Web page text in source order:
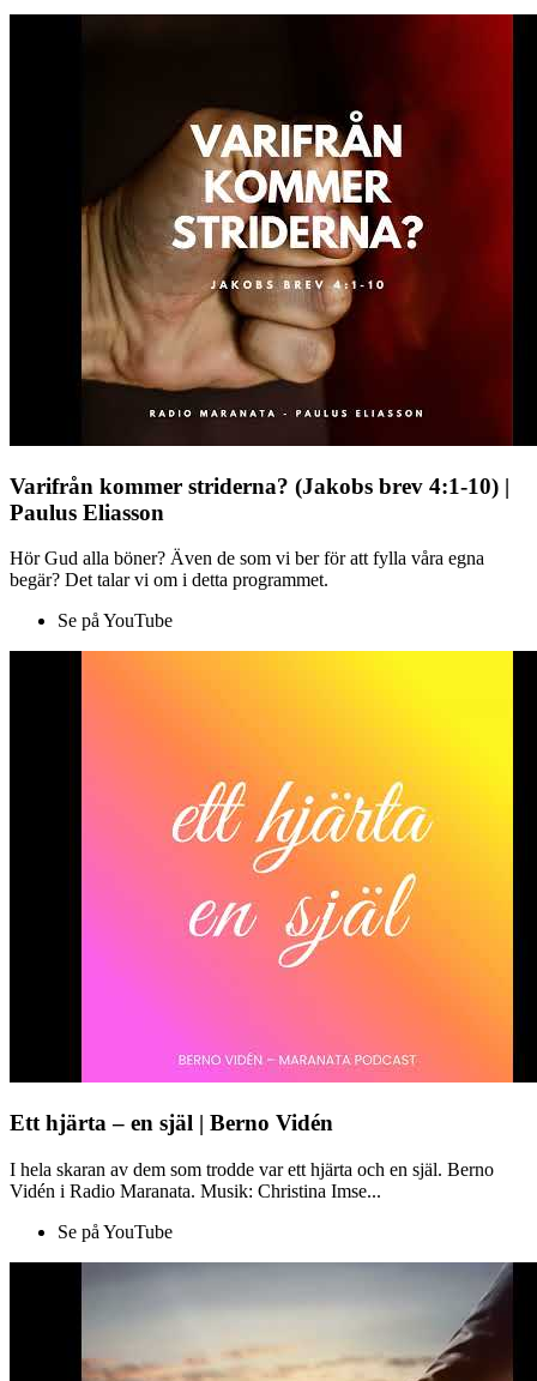
Varifrån kommer striderna? (Jakobs brev 4:1-10) |
Paulus Eliasson
Hör Gud alla böner? Även de som vi ber för att fylla våra egna
begär? Det talar vi om i detta programmet.
Se på YouTube
Ett hjärta – en själ | Berno Vidén
I hela skaran av dem som trodde var ett hjärta och en själ. Berno
Vidén i Radio Maranata. Musik: Christina Imse...
Se på YouTube